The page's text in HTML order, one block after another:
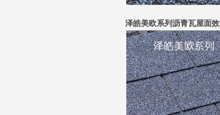
泽皓美欧系列沥青瓦屋面